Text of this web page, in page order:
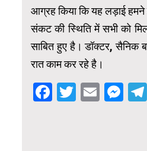
आग्रह किया कि यह लड़ाई हमने
संकट की स्थिति में सभी को
साबित हुए है। डॉक्टर, सैनिक
रात काम कर रहे है।
Facebook
Twitter
Email